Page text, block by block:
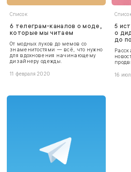
Список
6 телеграм-каналов о моде,
которые мы читаем
От модных луков до мемов со
знаменитостями — всё, что нужно
для вдохновения начинающему
дизайнеру одежды.
11 февраля 2020
5
о
до
16